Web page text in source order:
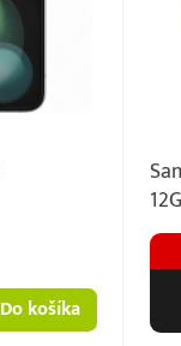
Do košíka